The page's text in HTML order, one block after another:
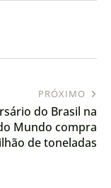
PRÓXIMO
do Brasil na
Mundo compra
de toneladas